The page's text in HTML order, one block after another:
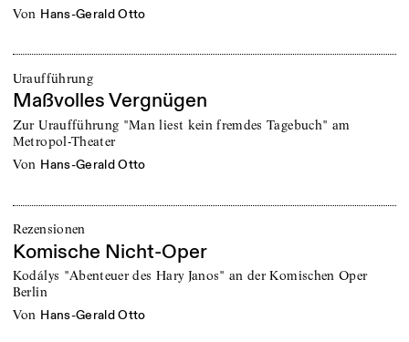
von Hans-Gerald Otto
Uraufführung
Maßvolles Vergnügen
Zur Uraufführung "Man liest kein fremdes Tagebuch" am
Metropol-Theater
von Hans-Gerald Otto
Rezensionen
Komische Nicht-Oper
Kodálys "Abenteuer des Hary Janos" an der Komischen Oper
Berlin
von Hans-Gerald Otto